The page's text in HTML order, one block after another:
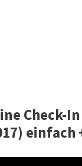
Check-
einfach